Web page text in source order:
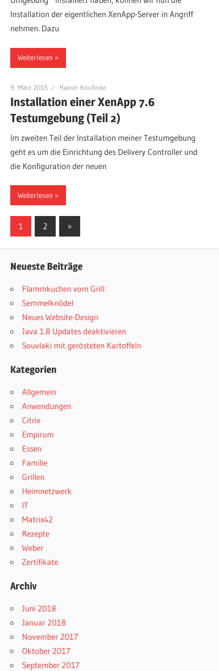
Installation der eigentlichen XenApp-Server in Angriff
nehmen. Dazu
Weiterlesen
9. März 2015 Rainer Knufinke
Installation einer XenApp 7.6
Testumgebung (Teil 2)
Im zweiten Teil der Installation meiner Testumgebung
geht es um die Einrichtung des Delivery Controller und
die Konfiguration der neuen
Weiterlesen
Seitennummerierung
Beiträge
1 2
Nächste
Beiträge
»
Neueste Beiträge
Flammkuchen vom Grill
Semmelknödel
Neues Website-Design
Java 1.8 Updates deaktivieren
Souvlaki mit gerösteten Kartoffeln
Kategorien
Allgemein
Anwendungen
Citrix
Empirum
Essen
Familie
Grillen
Heimnetzwerk
IT
Matrix42
Rezepte
Weber
Zertifikate
Archiv
Juni 2018
Januar 2018
November 2017
Oktober 2017
September 2017